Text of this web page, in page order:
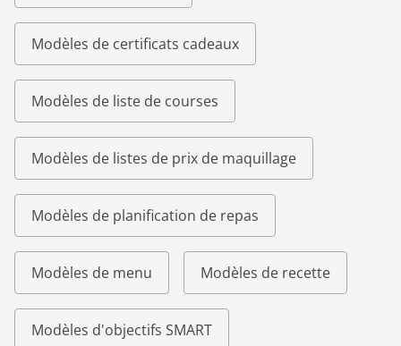
Modèles de certificats cadeaux
Modèles de liste de courses
Modèles de listes de prix de maquillage
Modèles de planification de repas
Modèles de menu Modèles de recette
Modèles d'objectifs SMART